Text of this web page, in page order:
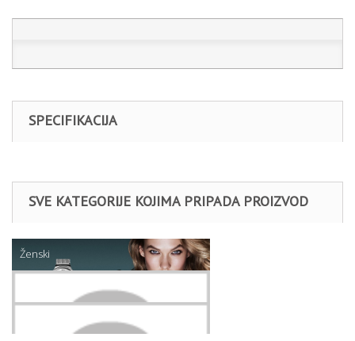
SPECIFIKACIJA
SVE KATEGORIJE KOJIMA PRIPADA PROIZVOD
Ženski